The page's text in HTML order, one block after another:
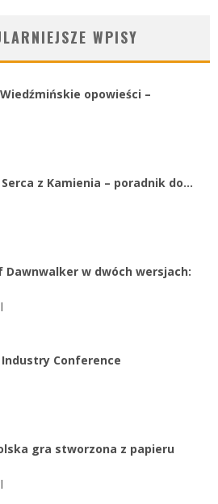
WPISY
opowieści –
z Kamienia – poradnik do…
Dawnwalker w dwóch wersjach:
Conference
gra stworzona z papieru